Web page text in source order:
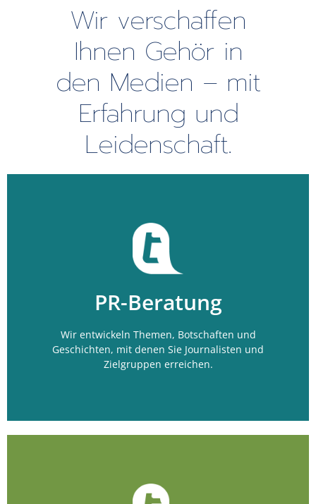
Wir verschaffen
Ihnen Gehör in
den Medien – mit
Erfahrung und
Leidenschaft.
PR-Beratung
Wir entwickeln Themen, Botschaften und
Geschichten, mit denen Sie Journalisten und
Zielgruppen erreichen.
Mehr erfahren?